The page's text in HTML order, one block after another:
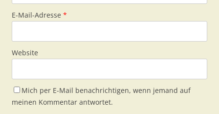
E-Mail-Adresse *
Website
Mich per E-Mail benachrichtigen, wenn jemand auf
meinen Kommentar antwortet.